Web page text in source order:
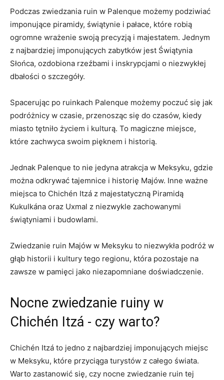
Podczas zwiedzania ruin w Palenque możemy ‌podziwiać
imponujące piramidy, świątynie i pałace, które robią
ogromne wrażenie swoją precyzją i majestatem.‍ Jednym
z najbardziej imponujących zabytków jest Świątynia ​
Słońca, ozdobiona rzeźbami⁣ i‌ inskrypcjami o ⁣niezwykłej
dbałości o szczegóły.
Spacerując po ruinkach Palenque możemy poczuć się ⁣jak
podróżnicy w czasie, przenosząc się do czasów, ‍kiedy
miasto tętniło życiem ​i kulturą. To ‍magiczne⁤ miejsce,
które ⁤zachwyca swoim pięknem i historią.
Jednak Palenque to nie jedyna atrakcja ⁢w ⁣Meksyku, gdzie
można odkrywać tajemnice i historię Majów. Inne ważne
‍miejsca to Chichén Itzá z majestatyczną Piramidą
Kukulkána oraz Uxmal z niezwykle zachowanymi
świątyniami i budowlami.
Zwiedzanie ⁢ruin Majów w Meksyku to niezwykła podróż w
głąb ​historii i ⁣kultury tego regionu, która ⁣pozostaje na
zawsze ​w pamięci jako niezapomniane doświadczenie.
Nocne zwiedzanie ruiny w
Chichén Itzá -⁤ czy warto?
Chichén⁤ Itzá‍ to jedno z najbardziej imponujących miejsc
w Meksyku, które przyciąga turystów z całego świata.
Warto zastanowić się, czy nocne zwiedzanie ruin tej‍